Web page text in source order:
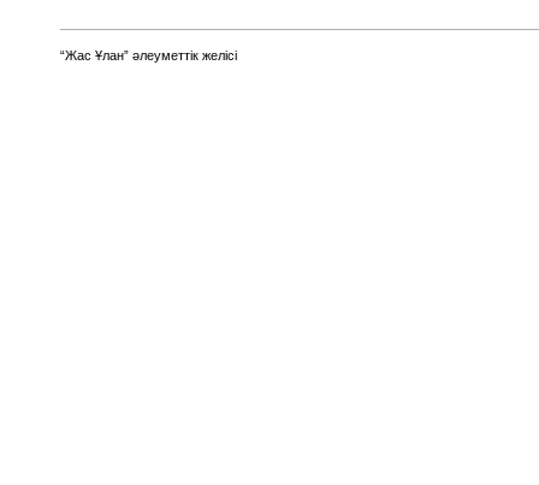
“Жас Ұлан” әлеуметтік желісі